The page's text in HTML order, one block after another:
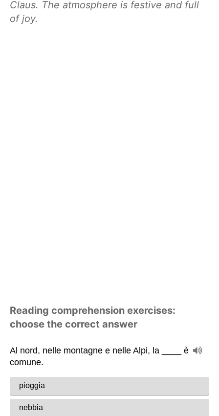
Claus. The atmosphere is festive and full
of joy.
Reading comprehension exercises:
choose the correct answer